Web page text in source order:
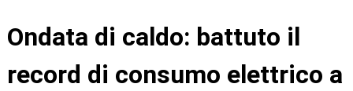
Ondata di caldo: battuto il
record di consumo elettrico a